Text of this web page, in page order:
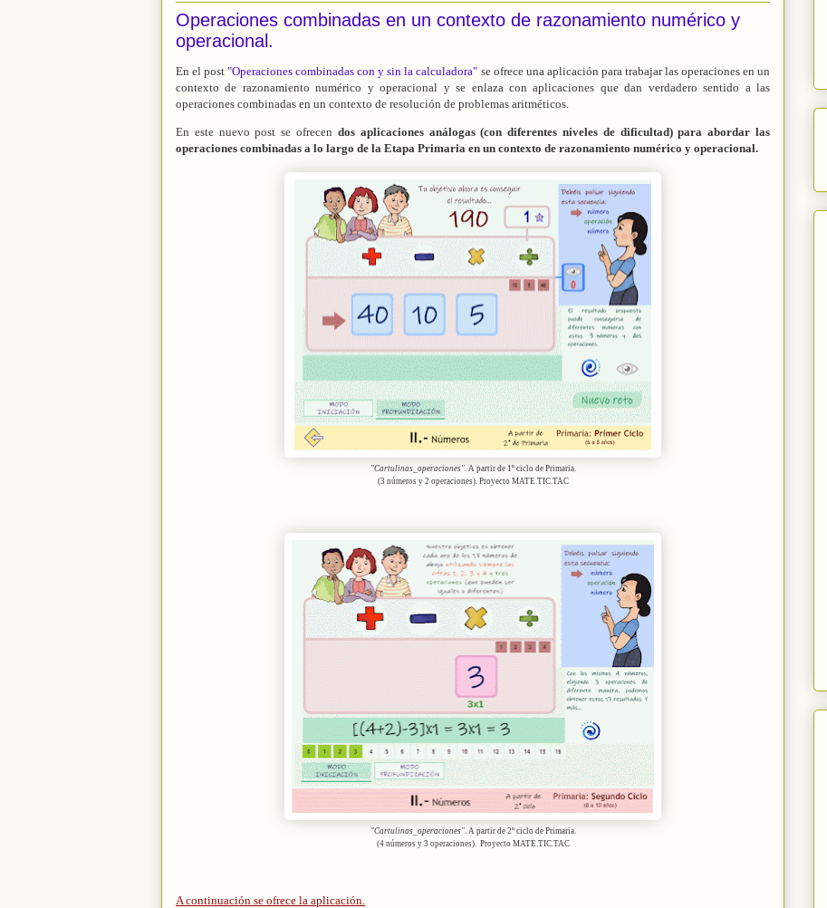
Operaciones combinadas en un contexto de razonamiento numérico y
operacional.
En el post"Operaciones combinadas con y sin la calculadora" se ofrece una aplicación para trabajar las operaciones en un
contexto de razonamiento numérico y operacional y se enlaza con aplicaciones que dan verdadero sentido a las
operaciones combinadas en un contexto de resolución de problemas aritméticos.
En este nuevo post se ofrecen dos aplicaciones análogas (con diferentes niveles de dificultad) para abordar las
operaciones combinadas a lo largo de la Etapa Primaria en un contexto de razonamiento numérico y operacional.
"Cartulinas_operaciones". A partir de 1º ciclo de Primaria.
(3 números y 2 operaciones). Proyecto MATE.TIC.TAC
"Cartulinas_operaciones". A partir de 2º ciclo de Primaria.
(4 números y 3 operaciones). Proyecto MATE.TIC.TAC
A continuación se ofrece la aplicación.